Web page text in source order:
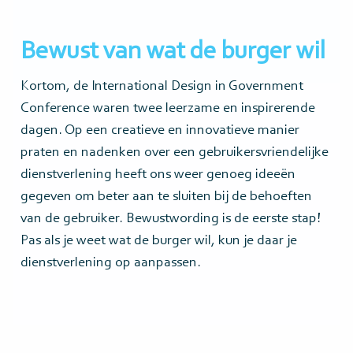
Bewust van wat de burger wil
Kortom, de International Design in Government
Conference waren twee leerzame en inspirerende
dagen. Op een creatieve en innovatieve manier
praten en nadenken over een gebruikersvriendelijke
dienstverlening heeft ons weer genoeg ideeën
gegeven om beter aan te sluiten bij de behoeften
van de gebruiker. Bewustwording is de eerste stap!
Pas als je weet wat de burger wil, kun je daar je
dienstverlening op aanpassen.